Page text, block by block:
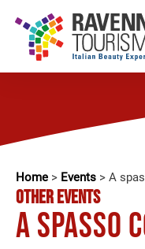
Home > Events > A
OTHER EVENTS
A spasso